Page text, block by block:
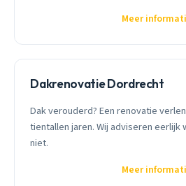
Meer
Dakrenovatie Dordrecht
Dak verouderd? Een renovatie
tientallen jaren. Wij adviseren eerlijk
niet.
Meer